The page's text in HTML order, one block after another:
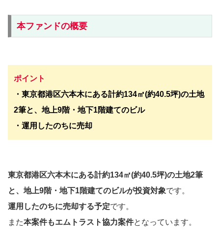
本ファンドの概要
ポイント
・ 東京都港区六本木にある計約134㎡(約40.5坪)の土地
2筆と、地上9階・地下1階建てのビル
・運用したのちに売却
東京都港区六本木にある計約134㎡(約40.5坪)の土地2筆
と、地上9階・地下1階建てのビルが投資対象です。
運用したのちに売却する予定です。
また本案件もエムトラスト協力案件となっています。